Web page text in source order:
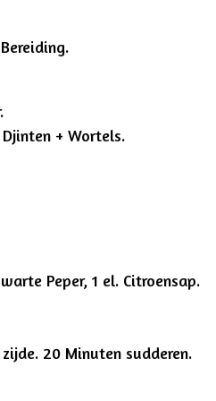
+ Wortels.
Peper, 1 el. Citroensap.
20 Minuten sudderen.